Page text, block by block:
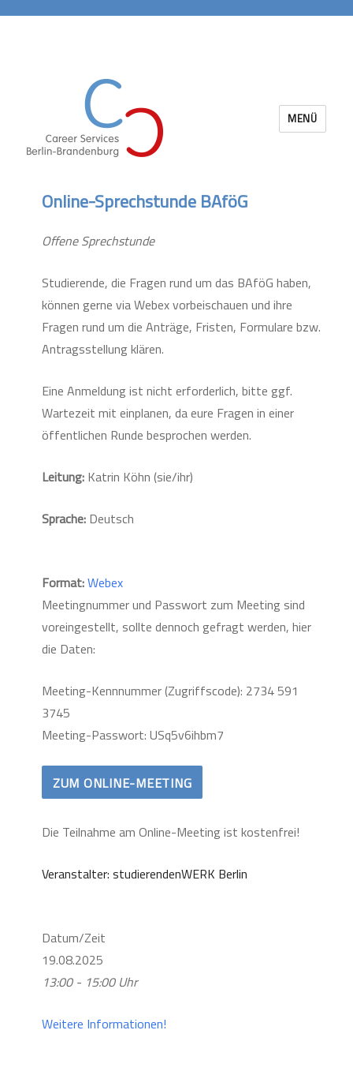
MENÜ
Online-Sprechstunde BAföG
Offene Sprechstunde
Studierende, die Fragen rund um das BAföG haben,
können gerne via Webex vorbeischauen und ihre
Fragen rund um die Anträge, Fristen, Formulare bzw.
Antragsstellung klären.
Eine Anmeldung ist nicht erforderlich, bitte ggf.
Wartezeit mit einplanen, da eure Fragen in einer
öffentlichen Runde besprochen werden.
Leitung: Katrin Köhn (sie/ihr)
Sprache: Deutsch
Format:Webex
Meetingnummer und Passwort zum Meeting sind
voreingestellt, sollte dennoch gefragt werden, hier
die Daten:
Meeting-Kennnummer (Zugriffscode): 2734 591
3745
Meeting-Passwort: USq5v6ihbm7
ZUM ONLINE-MEETING
Die Teilnahme am Online-Meeting ist kostenfrei!
Veranstalter: studierendenWERK Berlin
Datum/Zeit
19.08.2025
13:00 - 15:00 Uhr
Weitere Informationen!